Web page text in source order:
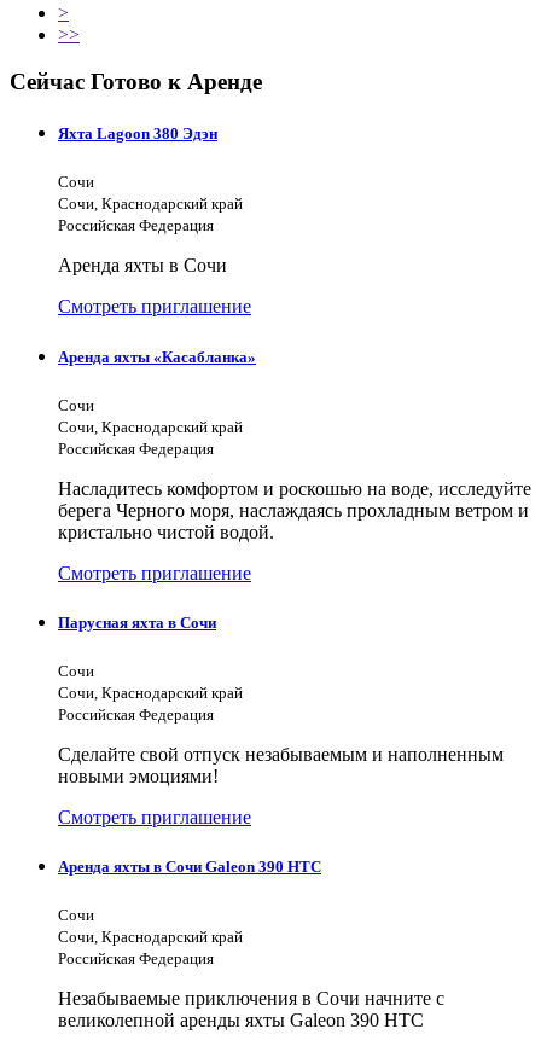
>
>>
Сейчас Готово к Аренде
Яхта Lagoon 380 Эдэн
Сочи
Сочи, Краснодарский край
Российская Федерация
Аренда яхты в Сочи
Смотреть приглашение
Аренда яхты «Касабланка»
Сочи
Сочи, Краснодарский край
Российская Федерация
Насладитесь комфортом и роскошью на воде, исследуйте
берега Черного моря, наслаждаясь прохладным ветром и
кристально чистой водой.
Смотреть приглашение
Парусная яхта в Сочи
Сочи
Сочи, Краснодарский край
Российская Федерация
Сделайте свой отпуск незабываемым и наполненным
новыми эмоциями!
Смотреть приглашение
Аренда яхты в Сочи Galeon 390 HTC
Сочи
Сочи, Краснодарский край
Российская Федерация
Незабываемые приключения в Сочи начните с
великолепной аренды яхты Galeon 390 HTC